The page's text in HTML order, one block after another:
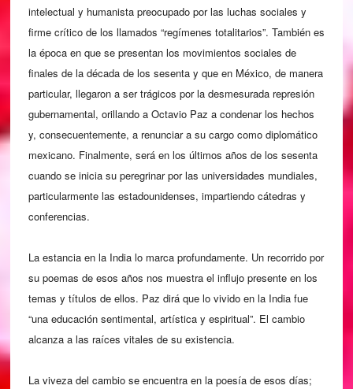
intelectual y humanista preocupado por las luchas sociales y
firme crítico de los llamados “regímenes totalitarios”. También es
la época en que se presentan los movimientos sociales de
finales de la década de los sesenta y que en México, de manera
particular, llegaron a ser trágicos por la desmesurada represión
gubernamental, orillando a Octavio Paz a condenar los hechos
y, consecuentemente, a renunciar a su cargo como diplomático
mexicano. Finalmente, será en los últimos años de los sesenta
cuando se inicia su peregrinar por las universidades mundiales,
particularmente las estadounidenses, impartiendo cátedras y
conferencias.
La estancia en la India lo marca profundamente. Un recorrido por
su poemas de esos años nos muestra el influjo presente en los
temas y títulos de ellos. Paz dirá que lo vivido en la India fue
“una educación sentimental, artística y espiritual”. El cambio
alcanza a las raíces vitales de su existencia.
La viveza del cambio se encuentra en la poesía de esos días;